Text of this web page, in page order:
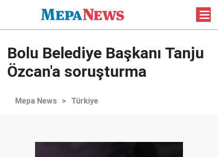
Bolu Belediye Başkanı Tanju
Özcan'a soruşturma
Mepa News > Türkiye